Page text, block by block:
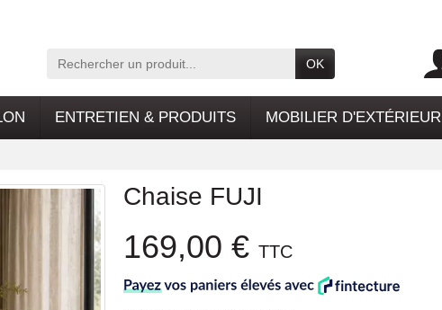
OK
ENTRETIEN & PRODUITS MOBILIER D'EXTÉRIEUR
Chaise FUJI
169,00 €TTC